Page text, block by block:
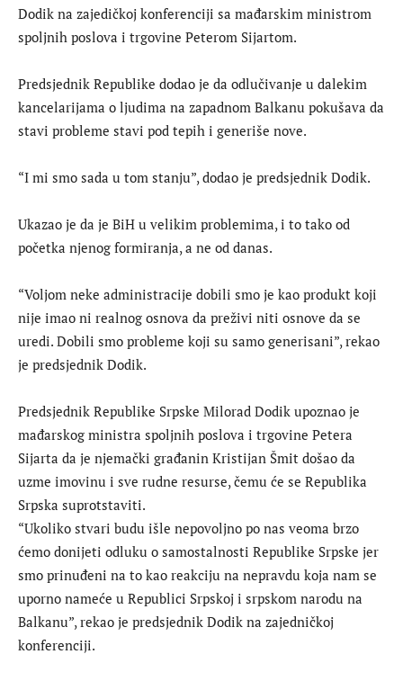
Dodik na zajedičkoj konferenciji sa mađarskim ministrom
spoljnih poslova i trgovine Peterom Sijartom.
Predsjednik Republike dodao je da odlučivanje u dalekim
kancelarijama o ljudima na zapadnom Balkanu pokušava da
stavi probleme stavi pod tepih i generiše nove.
“I mi smo sada u tom stanju”, dodao je predsjednik Dodik.
Ukazao je da je BiH u velikim problemima, i to tako od
početka njenog formiranja, a ne od danas.
“Voljom neke administracije dobili smo je kao produkt koji
nije imao ni realnog osnova da preživi niti osnove da se
uredi. Dobili smo probleme koji su samo generisani”, rekao
je predsjednik Dodik.
Predsjednik Republike Srpske Milorad Dodik upoznao je
mađarskog ministra spoljnih poslova i trgovine Petera
Sijarta da je njemački građanin Kristijan Šmit došao da
uzme imovinu i sve rudne resurse, čemu će se Republika
Srpska suprotstaviti.
“Ukoliko stvari budu išle nepovoljno po nas veoma brzo
ćemo donijeti odluku o samostalnosti Republike Srpske jer
smo prinuđeni na to kao reakciju na nepravdu koja nam se
uporno nameće u Republici Srpskoj i srpskom narodu na
Balkanu”, rekao je predsjednik Dodik na zajedničkoj
konferenciji.